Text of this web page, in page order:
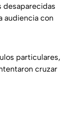
desaparecidas
audiencia con
particulares,
cruzar